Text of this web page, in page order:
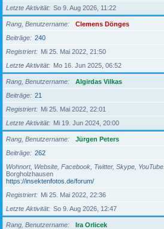
Letzte Aktivität
So 9. Aug 2026, 11:22
Rang, Benutzername
Clemens Dönges
Beiträge
240
Registriert
Mi 25. Mai 2022, 21:50
Letzte Aktivität
Mo 16. Jun 2025, 06:52
Rang, Benutzername
Algirdas Vilkas
Beiträge
21
Registriert
Mi 25. Mai 2022, 22:01
Letzte Aktivität
Mi 19. Jun 2024, 20:00
Rang, Benutzername
Jürgen Peters
Beiträge
262
Wohnort, Website, Facebook, Twitter, Skype, YouTube
Borgholzhausen
https://insektenfotos.de/forum/
Registriert
Mi 25. Mai 2022, 22:36
Letzte Aktivität
So 9. Aug 2026, 12:47
Rang, Benutzername
Ira Orlicek